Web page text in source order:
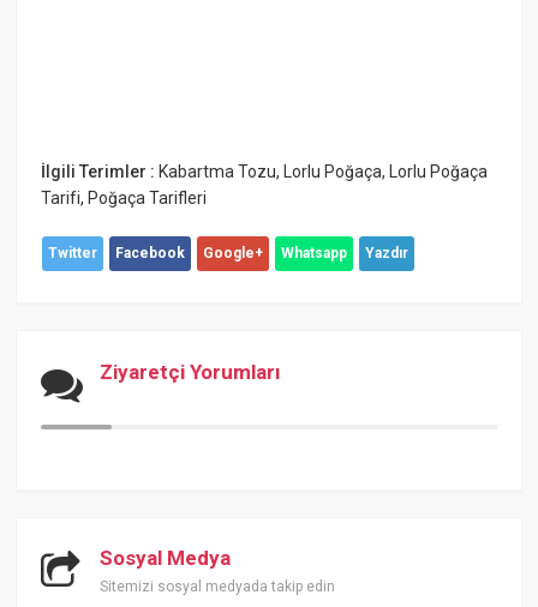
İlgili Terimler : Kabartma Tozu, Lorlu Poğaça, Lorlu Poğaça
Tarifi, Poğaça Tarifleri
Twitter Facebook Google+ Whatsapp Yazdır
Ziyaretçi Yorumları
Sosyal Medya
Sitemizi sosyal medyada takip edin